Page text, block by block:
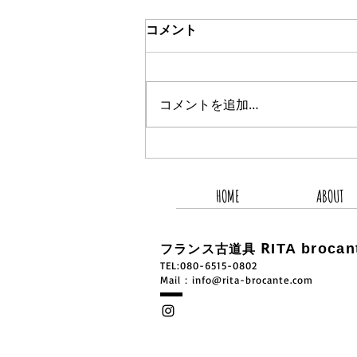
コメント
コメントを追加…
HOME ABOUT
フランス古道具 RITA
TEL:080-6515-0802
​Mail：info@rita-brocante.com